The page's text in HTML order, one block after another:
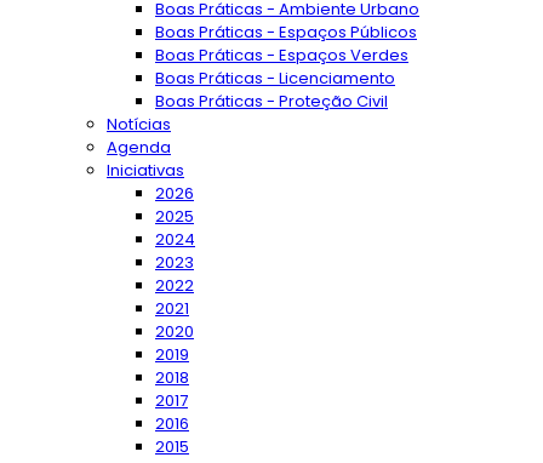
Boas Práticas - Ambiente Urbano
Boas Práticas - Espaços Públicos
Boas Práticas - Espaços Verdes
Boas Práticas - Licenciamento
Boas Práticas - Proteção Civil
Notícias
Agenda
Iniciativas
2026
2025
2024
2023
2022
2021
2020
2019
2018
2017
2016
2015